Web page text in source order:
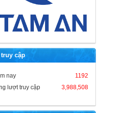
cập
nay
1192
lượt truy cập
3,988,508